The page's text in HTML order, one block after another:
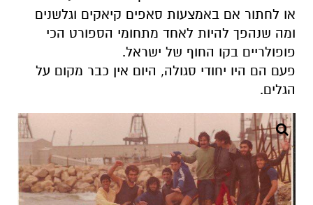
או לחתור אם באמצעות סאפים קיאקים וגלשנים
ומה שנהפך להיות לאחד מתחומי הספורט הכי
פופולריים בקו החוף של ישראל.
פעם הם היו יחודי סגולה, היום אין כבר מקום על
הגלים.